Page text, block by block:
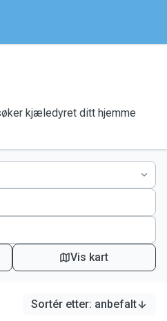
kjæledyret ditt hjemme
Vis kart
Sortér etter: anbefalt